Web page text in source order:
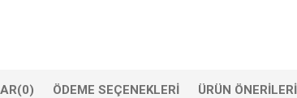
(0) ÖDEME SEÇENEKLERI ÜRÜN ÖNERILERI